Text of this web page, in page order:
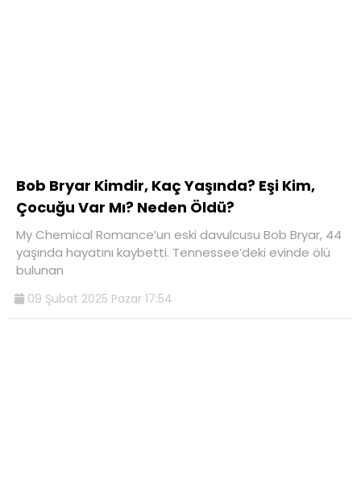
Bob Bryar Kimdir, Kaç Yaşında? Eşi Kim,
Çocuğu Var Mı? Neden Öldü?
My Chemical Romance’un eski davulcusu Bob Bryar, 44
yaşında hayatını kaybetti. Tennessee’deki evinde ölü
bulunan
09 Şubat 2025 Pazar 17:54